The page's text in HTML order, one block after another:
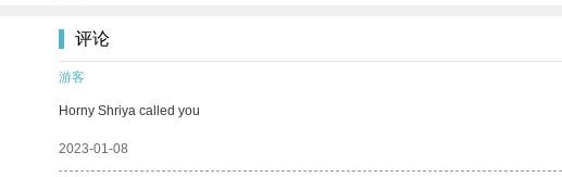
评论
游客
Horny Shriya called you
2023-01-08